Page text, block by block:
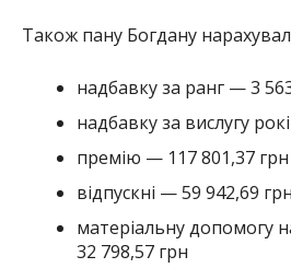
Також пану Богдану
надбавку за ранг — 3
надбавку за вислугу
премію — 117 801,37 грн
відпускні — 59 942,69 грн
матеріальну допомогу
32 798,57 грн